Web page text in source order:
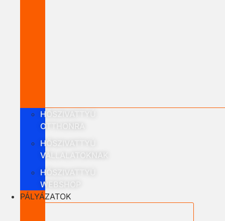
HŐSZIVATTYÚ
OTTHONRA
HŐSZIVATTYÚ
VÁLLALATOKNAK
HŐSZIVATTYÚ
WEBSHOP
PÁLYÁZATOK